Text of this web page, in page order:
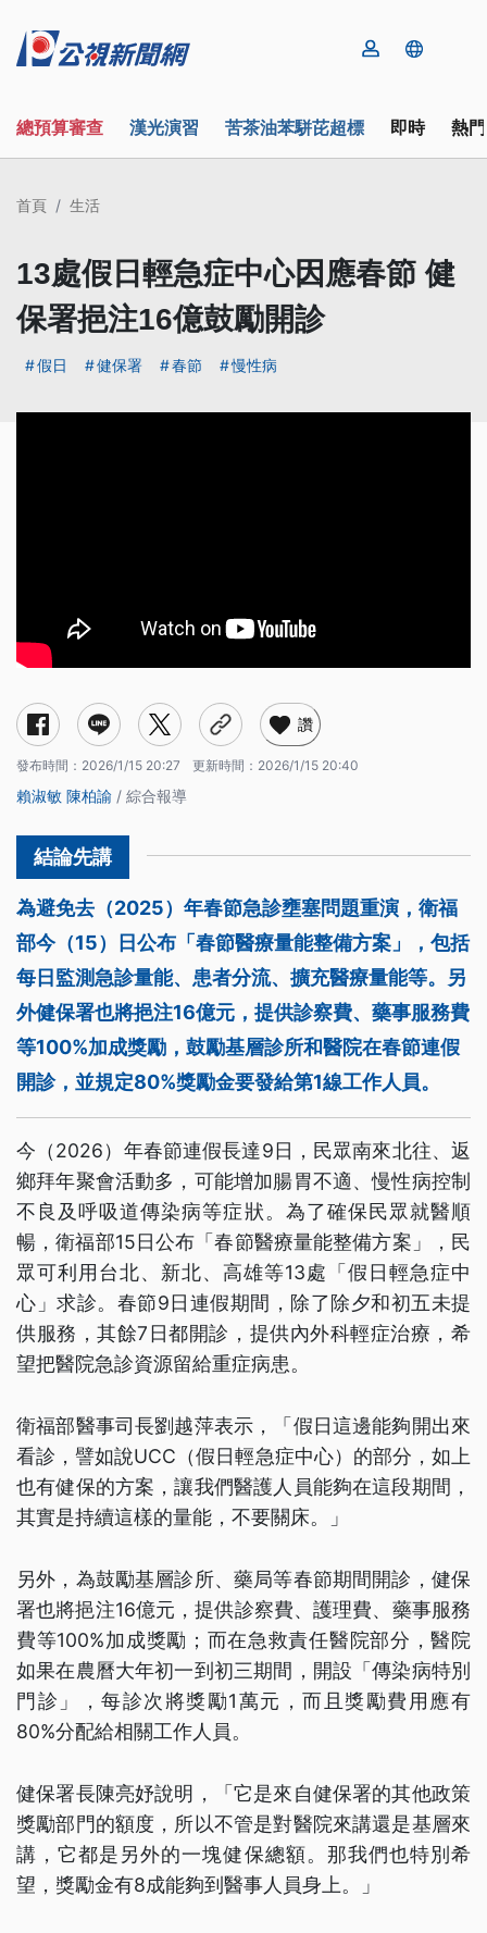
總預算審查 漢光演習 苦茶油苯駢芘超標 即時 熱
首頁 生活
13處假日輕急症中心因應春節 健
保署挹注16億鼓勵開診
假日 健保署 春節 慢性病
讚
發布時間： 2026/1/15 20:27 更新時間： 2026/1/15 20:40
賴淑敏 陳柏諭 / 綜合報導
為避免去（2025）年春節急診壅塞問題重演，衛福
部今（15）日公布「春節醫療量能整備方案」，包括
每日監測急診量能、患者分流、擴充醫療量能等。另
外健保署也將挹注16億元，提供診察費、藥事服務費
等100%加成獎勵，鼓勵基層診所和醫院在春節連假
開診，並規定80%獎勵金要發給第1線工作人員。
今（2026）年春節連假長達9日，民眾南來北往、返
鄉拜年聚會活動多，可能增加腸胃不適、慢性病控制
不良及呼吸道傳染病等症狀。為了確保民眾就醫順
暢，衛福部15日公布「春節醫療量能整備方案」，民
眾可利用台北、新北、高雄等13處「假日輕急症中
心」求診。春節9日連假期間，除了除夕和初五未提
供服務，其餘7日都開診，提供內外科輕症治療，希
望把醫院急診資源留給重症病患。
衛福部醫事司長劉越萍表示，「假日這邊能夠開出來
看診，譬如說UCC（假日輕急症中心）的部分，如上
也有健保的方案，讓我們醫護人員能夠在這段期間，
其實是持續這樣的量能，不要關床。」
另外，為鼓勵基層診所、藥局等春節期間開診，健保
署也將挹注16億元，提供診察費、護理費、藥事服務
費等100%加成獎勵；而在急救責任醫院部分，醫院
如果在農曆大年初一到初三期間，開設「傳染病特別
門診」，每診次將獎勵1萬元，而且獎勵費用應有
80%分配給相關工作人員。
健保署長陳亮妤說明，「它是來自健保署的其他政策
獎勵部門的額度，所以不管是對醫院來講還是基層來
講，它都是另外的一塊健保總額。那我們也特別希
望，獎勵金有8成能夠到醫事人員身上。」